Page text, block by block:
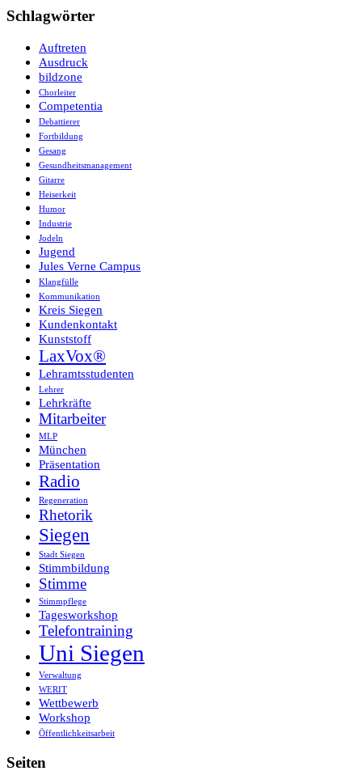
Schlagwörter
Auftreten
Ausdruck
bildzone
Chorleiter
Competentia
Debattierer
Fortbildung
Gesang
Gesundheitsmanagement
Gitarre
Heiserkeit
Humor
Industrie
Jodeln
Jugend
Jules Verne Campus
Klangfülle
Kommunikation
Kreis Siegen
Kundenkontakt
Kunststoff
LaxVox®
Lehramtsstudenten
Lehrer
Lehrkräfte
Mitarbeiter
MLP
München
Präsentation
Radio
Regeneration
Rhetorik
Siegen
Stadt Siegen
Stimmbildung
Stimme
Stimmpflege
Tagesworkshop
Telefontraining
Uni Siegen
Verwaltung
WERIT
Wettbewerb
Workshop
Öffentlichkeitsarbeit
Seiten